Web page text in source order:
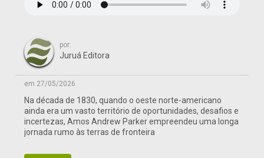
por:
Juruá Editora
em 27/05/2026
Na década de 1830, quando o oeste norte-americano
ainda era um vasto território de oportunidades, desafios e
incertezas, Amos Andrew Parker empreendeu uma longa
jornada rumo às terras de fronteira